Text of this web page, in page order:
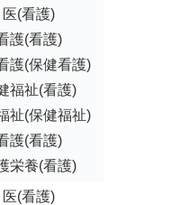
医(看護)
護(看護)
護(保健看護)
福祉(看護)
祉(保健福祉)
護(看護)
栄養(看護)
医(看護)